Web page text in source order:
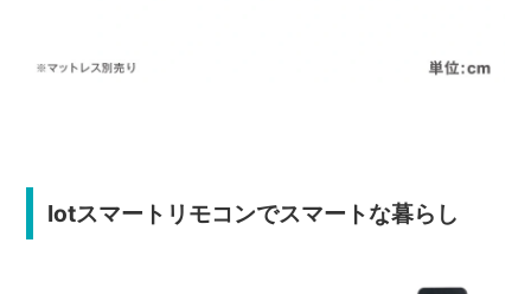
Iotスマートリモコンでスマートな暮らし